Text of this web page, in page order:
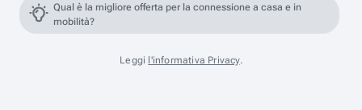
Qual è la migliore offerta per la connessione a casa e in
mobilità?
Leggi l'informativa Privacy.